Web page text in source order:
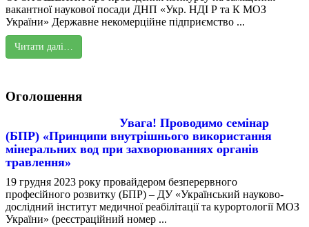
вакантної наукової посади ДНП «Укр. НДІ Р та К МОЗ
України» Державне некомерційне підприємство ...
Читати далі…
Оголошення
Увага! Проводимо семінар
(БПР) «Принципи внутрішнього використання
мінеральних вод при захворюваннях органів
травлення»
19 грудня 2023 року провайдером безперервного
професійного розвитку (БПР) – ДУ «Український науково-
дослідний інститут медичної реабілітації та курортології МОЗ
України» (реєстраційний номер ...